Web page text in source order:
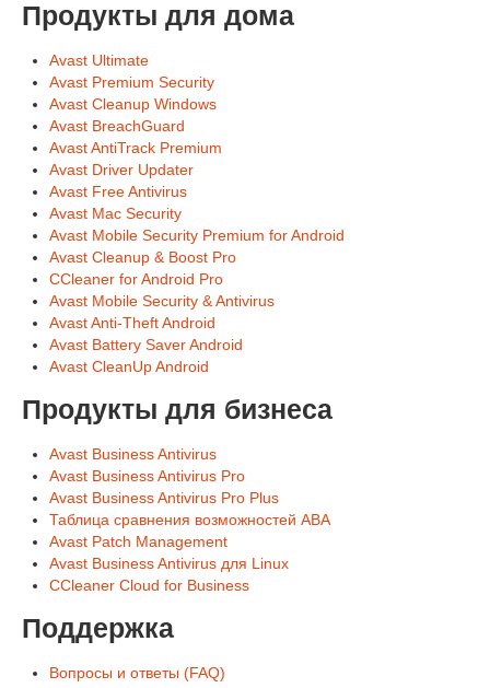
Продукты для дома
Avast Ultimate
Avast Premium Security
Avast Cleanup Windows
Avast BreachGuard
Avast AntiTrack Premium
Avast Driver Updater
Avast Free Antivirus
Avast Mac Security
Avast Mobile Security Premium for Android
Avast Cleanup & Boost Pro
CCleaner for Android Pro
Avast Mobile Security & Antivirus
Avast Anti-Theft Android
Avast Battery Saver Android
Avast CleanUp Android
Продукты для бизнеса
Avast Business Antivirus
Avast Business Antivirus Pro
Avast Business Antivirus Pro Plus
Таблица сравнения возможностей ABA
Avast Patch Management
Avast Business Antivirus для Linux
CCleaner Cloud for Business
Поддержка
Вопросы и ответы (FAQ)